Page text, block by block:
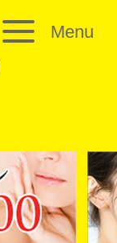
Menu